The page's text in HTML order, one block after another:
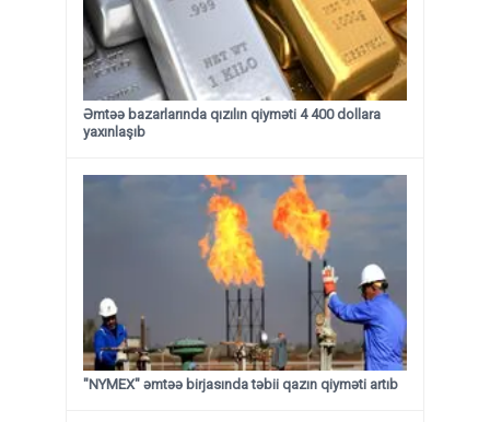
Əmtəə bazarlarında qızılın qiyməti 4 400 dollara
yaxınlaşıb
"NYMEX" əmtəə birjasında təbii qazın qiyməti artıb